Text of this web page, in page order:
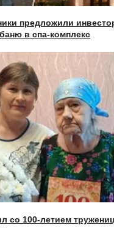
предложили
в спа-комплекс
со 100-летием